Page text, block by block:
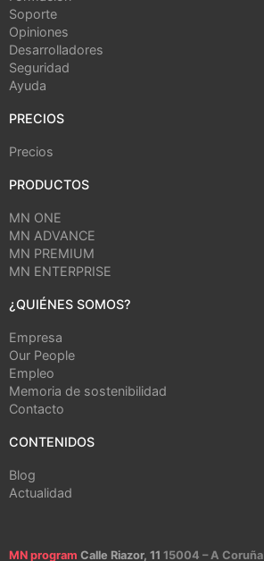
Soporte
Opiniones
Desarrolladores
Seguridad
Ayuda
PRECIOS
Precios
PRODUCTOS
MN ONE
MN ADVANCE
MN PREMIUM
MN ENTERPRISE
¿QUIÉNES SOMOS?
Empresa
Our People
Empleo
Memoria de sostenibilidad
Contacto
CONTENIDOS
Blog
Actualidad
MN program Calle Riazor, 11 15004 – A Coruña